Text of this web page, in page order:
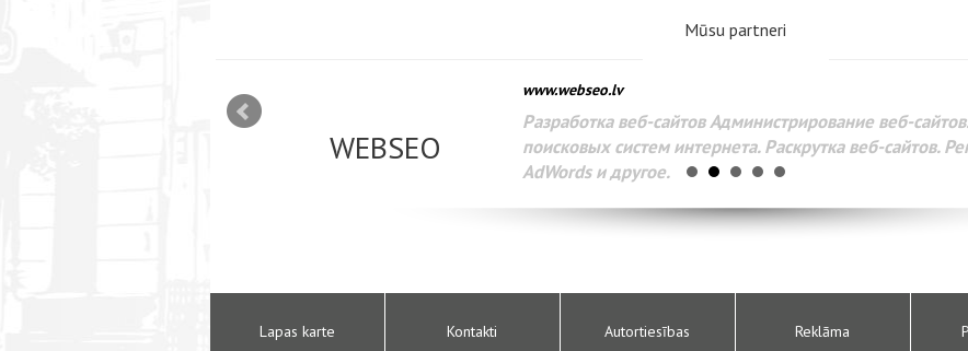
Mūsu partneri
WEBSEO
www.webseo.lv
Разработка веб-сайтов Администрирование веб-
поисковых систем интернета. Раскрутка веб-сайтов.
AdWords и другое.
Lapas karte Kontakti Autortiesības Reklāma